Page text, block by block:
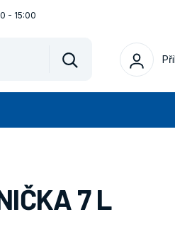
Vyhledat
- 15:00
7 L